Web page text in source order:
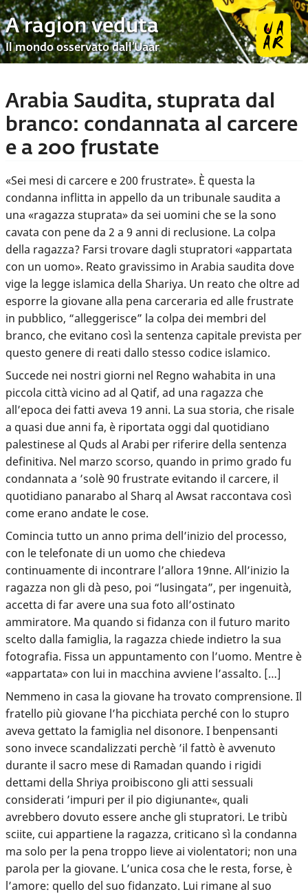
A ragion veduta
Il mondo osservato dall’Uaar
Arabia Saudita, stuprata dal
branco: condannata al carcere
e a 200 frustate
«Sei mesi di carcere e 200 frustrate». È questa la
condanna inflitta in appello da un tribunale saudita a
una «ragazza stuprata» da sei uomini che se la sono
cavata con pene da 2 a 9 anni di reclusione. La colpa
della ragazza? Farsi trovare dagli stupratori «appartata
con un uomo». Reato gravissimo in Arabia saudita dove
vige la legge islamica della Shariya. Un reato che oltre ad
esporre la giovane alla pena carceraria ed alle frustrate
in pubblico, “alleggerisce” la colpa dei membri del
branco, che evitano così la sentenza capitale prevista per
questo genere di reati dallo stesso codice islamico.
Succede nei nostri giorni nel Regno wahabita in una
piccola città vicino ad al Qatif, ad una ragazza che
all’epoca dei fatti aveva 19 anni. La sua storia, che risale
a quasi due anni fa, è riportata oggi dal quotidiano
palestinese al Quds al Arabi per riferire della sentenza
definitiva. Nel marzo scorso, quando in primo grado fu
condannata a ’solè 90 frustrate evitando il carcere, il
quotidiano panarabo al Sharq al Awsat raccontava così
come erano andate le cose.
Comincia tutto un anno prima dell’inizio del processo,
con le telefonate di un uomo che chiedeva
continuamente di incontrare l’allora 19nne. All’inizio la
ragazza non gli dà peso, poi “lusingata”, per ingenuità,
accetta di far avere una sua foto all’ostinato
ammiratore. Ma quando si fidanza con il futuro marito
scelto dalla famiglia, la ragazza chiede indietro la sua
fotografia. Fissa un appuntamento con l’uomo. Mentre è
«appartata» con lui in macchina avviene l’assalto. […]
Nemmeno in casa la giovane ha trovato comprensione. Il
fratello più giovane l’ha picchiata perché con lo stupro
aveva gettato la famiglia nel disonore. I benpensanti
sono invece scandalizzati perchè ’il fattò è avvenuto
durante il sacro mese di Ramadan quando i rigidi
dettami della Shriya proibiscono gli atti sessuali
considerati ’impuri per il pio digiunante«, quali
avrebbero dovuto essere anche gli stupratori. Le tribù
sciite, cui appartiene la ragazza, criticano sì la condanna
ma solo per la pena troppo lieve ai violentatori; non una
parola per la giovane. L’unica cosa che le resta, forse, è
l’amore: quello del suo fidanzato. Lui rimane al suo